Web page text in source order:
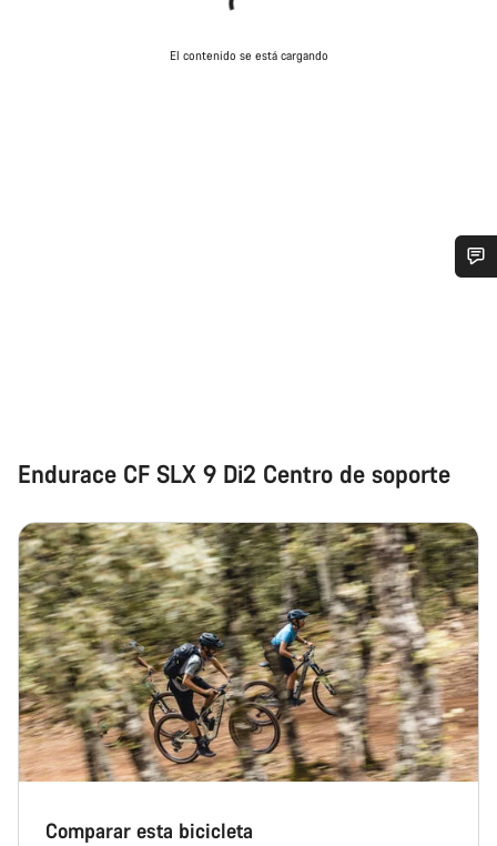
El contenido se está cargando
Endurace CF SLX 9 Di2 Centro de soporte
Comparar esta bicicleta